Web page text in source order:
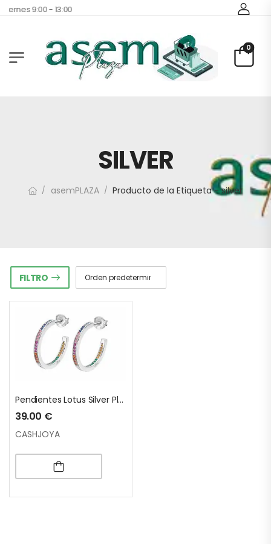
9:00 - 13:00
0
SILVER
/ asemPLAZA / Producto de la Etiqueta - silver
FILTRO
Pendientes Lotus Silver Plata
39.00 €
CASHJOYA